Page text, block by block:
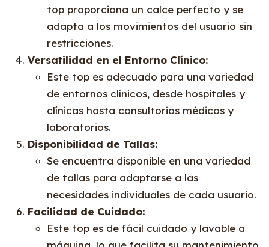
top proporciona un calce perfecto y se
adapta a los movimientos del usuario sin
restricciones.
Versatilidad en el Entorno Clínico:
Este top es adecuado para una variedad
de entornos clínicos, desde hospitales y
clínicas hasta consultorios médicos y
laboratorios.
Disponibilidad de Tallas:
Se encuentra disponible en una variedad
de tallas para adaptarse a las
necesidades individuales de cada usuario.
Facilidad de Cuidado:
Este top es de fácil cuidado y lavable a